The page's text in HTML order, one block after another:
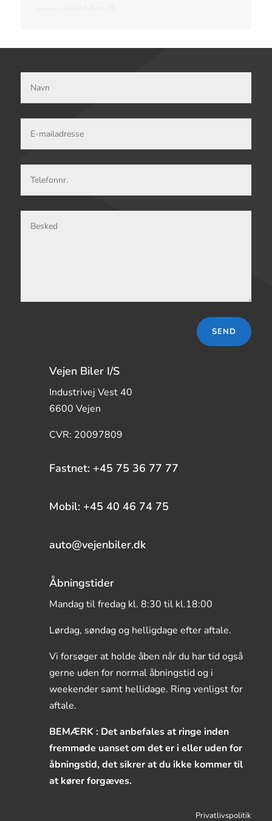
www.vejenbiler.dk
SEND
Vejen Biler I/S
Industrivej Vest 40
6600 Vejen
CVR: 20097809
Fastnet: +45 75 36 77 77
Mobil: +45 40 46 74 75
auto@vejenbiler.dk
Åbningstider
Mandag til fredag kl. 8:30 til kl.18:00
Lørdag, søndag og helligdage efter aftale.
Vi forsøger at holde åben når du har tid også
gerne uden for normal åbningstid og i
weekender samt hellidage. Ring venligst for
aftale.
BEMÆRK : Det anbefales at ringe inden
fremmøde uanset om det er i eller uden for
åbningstid, det sikrer at du ikke kommer til
at kører forgæves.
Privatlivspolitik